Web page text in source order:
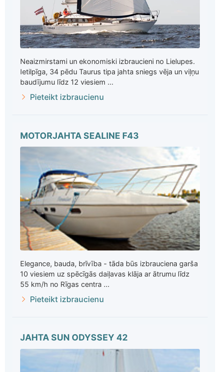
Neaizmirstami un ekonomiski izbraucieni no Lielupes.
Ietilpīga, 34 pēdu Taurus tipa jahta sniegs vēja un viļņu
baudījumu līdz 12 viesiem ...
Pieteikt izbraucienu
MOTORJAHTA SEALINE F43
Elegance, bauda, brīvība - tāda būs izbrauciena garša
10 viesiem uz spēcīgās daiļavas klāja ar ātrumu līdz
55 km/h no Rīgas centra ...
Pieteikt izbraucienu
JAHTA SUN ODYSSEY 42